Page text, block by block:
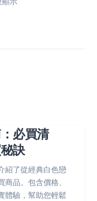
必買清
訣
紹了從經典白色戀
商品。包含價格、
體驗，幫助您輕鬆